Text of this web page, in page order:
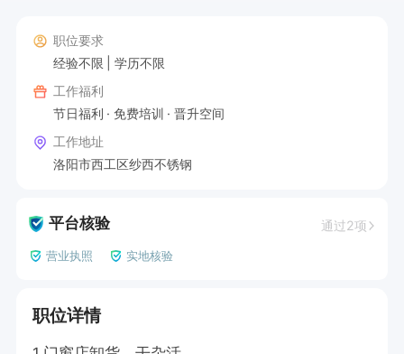
职位要求
经验不限
学历不限
工作福利
节日福利
免费培训
晋升空间
工作地址
洛阳市西工区纱西不锈钢
平台核验 通过2项
营业执照 实地核验
职位详情